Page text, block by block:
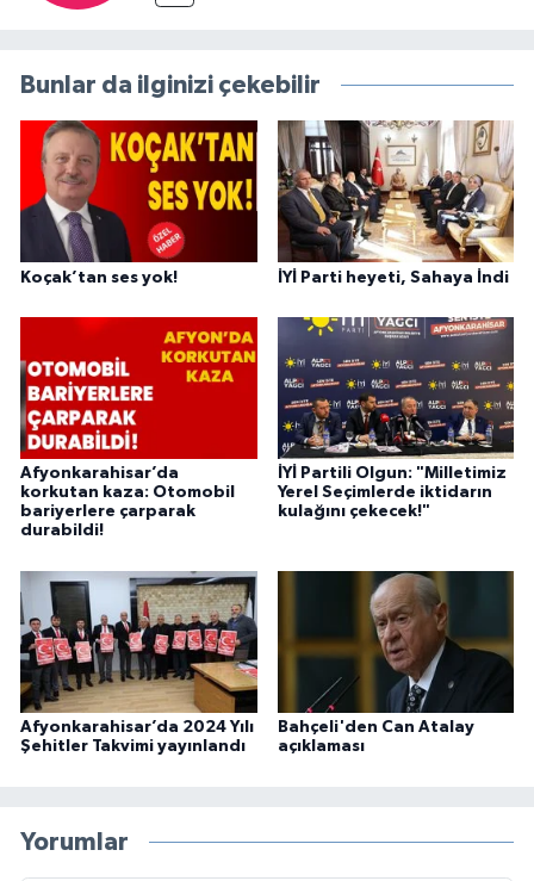
Bunlar da ilginizi çekebilir
Koçak’tan ses yok! İYİ Parti heyeti, Sahaya İndi
Afyonkarahisar’da
korkutan kaza: Otomobil
bariyerlere çarparak
durabildi!
İYİ Partili Olgun: "Milletimiz
Yerel Seçimlerde iktidarın
kulağını çekecek!"
Afyonkarahisar’da 2024 Yılı
Şehitler Takvimi yayınlandı
Bahçeli'den Can Atalay
açıklaması
Yorumlar